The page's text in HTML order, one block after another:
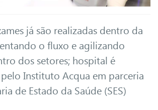
já são realizadas dentro da
o fluxo e agilizando
dos setores; hospital é
Instituto Acqua em parceria
de Estado da Saúde (SES)